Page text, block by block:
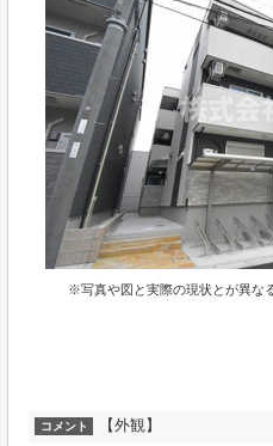
※写真や図と実際の現状とが異な
コメント 【外観】